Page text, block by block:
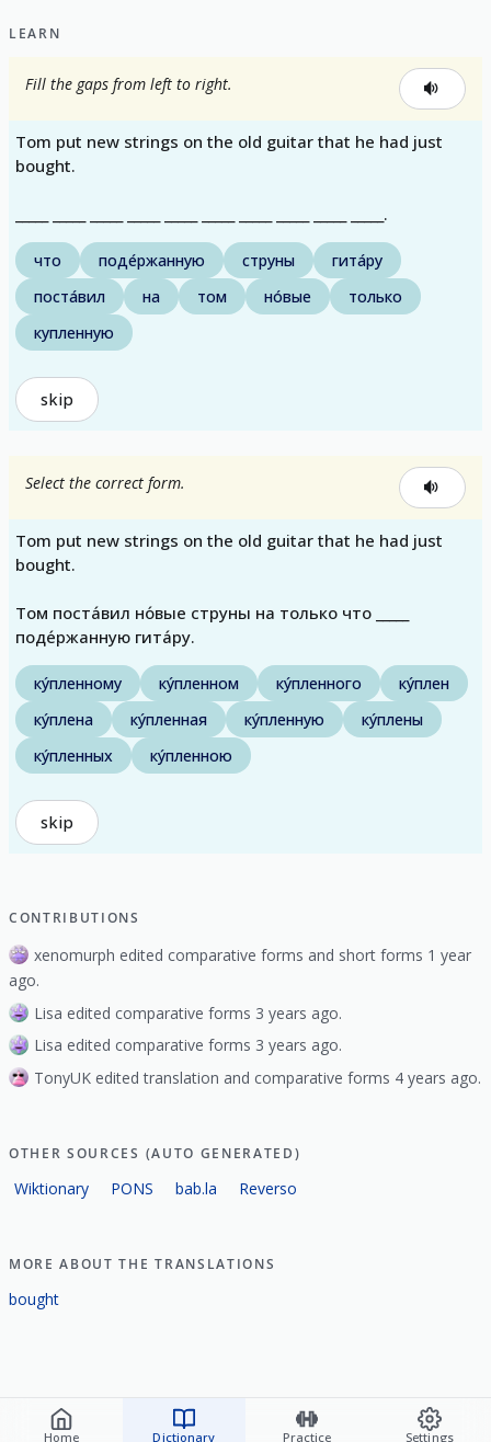
Home Dictionary Practice Settings
LEARN
Fill the gaps from left to right.
Tom put new strings on the old guitar that he had just
bought.
_____ _____ _____ _____ _____ _____ _____ _____ _____ _____.
что поде́ржанную струны
гита́ру
поста́вил
на том но́вые
только
купленную
skip
Select the correct form.
Tom put new strings on the old guitar that he had just
bought.
Том поста́вил но́вые струны на только что _____
поде́ржанную гита́ру.
ку́пленному ку́пленном ку́пленного
ку́плен
ку́плена
ку́пленная ку́пленную
ку́плены
ку́пленных
ку́пленною
skip
CONTRIBUTIONS
xenomurph edited comparative forms and short forms 1 year
ago.
Lisa edited comparative forms 3 years ago.
Lisa edited comparative forms 3 years ago.
TonyUK edited translation and comparative forms 4 years ago.
OTHER SOURCES (AUTO GENERATED)
Wiktionary PONS bab.la Reverso
MORE ABOUT THE TRANSLATIONS
bought